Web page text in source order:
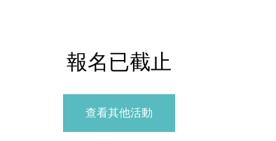
報名已截止
查看其他活動